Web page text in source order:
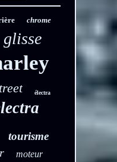
chrome
glisse
électra
tourisme
moteur